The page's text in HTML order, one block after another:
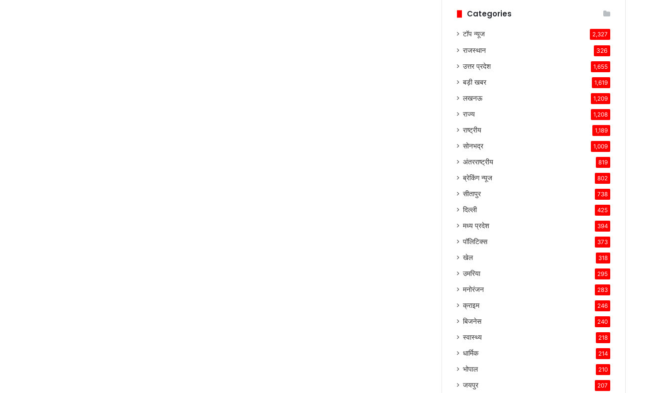
Categories
टॉप न्यूज 2,327
राजस्थान 326
उत्तर प्रदेश 1,655
बड़ी खबर 1,619
लखनऊ 1,209
राज्य 1,208
राष्ट्रीय 1,189
सोनभद्र 1,009
अंतरराष्ट्रीय 819
ब्रेकिंग न्यूज 802
सीतापुर 738
दिल्ली 425
मध्य प्रदेश 394
पॉलिटिक्स 373
खेल 318
उमरिया 295
मनोरंजन 283
क्राइम 246
बिजनेस 240
स्वास्थ्य 218
धार्मिक 214
भोपाल 210
जयपुर 207